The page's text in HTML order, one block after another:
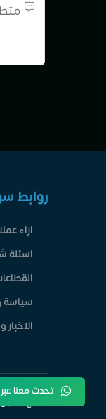
تحدث معنا
روابط
اراء
اسئلة
سياسة
الاخبار
جميع حقوق الطبع